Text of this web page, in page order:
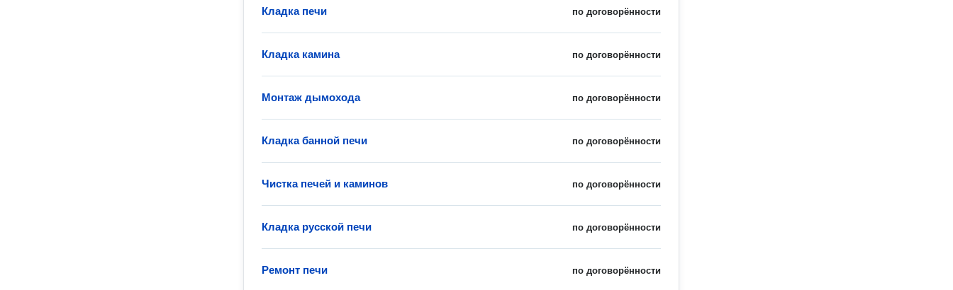
по договорённости
Кладка печи
по договорённости
Кладка камина
по договорённости
Монтаж дымохода
по договорённости
Кладка банной печи
по договорённости
Чистка печей и каминов
по договорённости
Кладка русской печи
по договорённости
Ремонт печи